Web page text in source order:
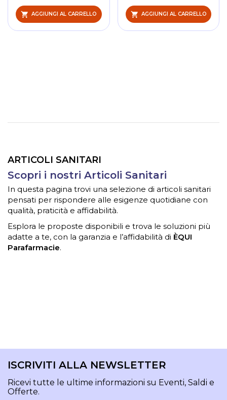
AGGIUNGI AL CARRELLO AGGIUNGI AL CARRELLO
ARTICOLI SANITARI
Scopri i nostri Articoli Sanitari
In questa pagina trovi una selezione di articoli sanitari
pensati per rispondere alle esigenze quotidiane con
qualità, praticità e affidabilità.
Esplora le proposte disponibili e trova le soluzioni più
adatte a te, con la garanzia e l’affidabilità di ÈQUI
Parafarmacie.
ISCRIVITI ALLA NEWSLETTER
Ricevi tutte le ultime informazioni su Eventi, Saldi e
Offerte.